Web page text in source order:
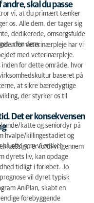
skal du passe
tror vi, at du primært tænker
os. Alle dem, der tager sig
dedikerede, omsorgsfulde
uden dem.
for veterinærpleje har vi
med veterinærpleje.
inden for dette område, hvor
baseret på
at sikre bæredygtige
der styrker os til
Det er konsekvensen
katte og seniordyr på
hvalpe/killingestadiet og
så ofte som vi ønsker.
er fordi vi igennem
dyrets liv, kan opdage
tidligt i forløbet. Jo
vil dyret typisk
AniPlan, skabt en
forebyggende